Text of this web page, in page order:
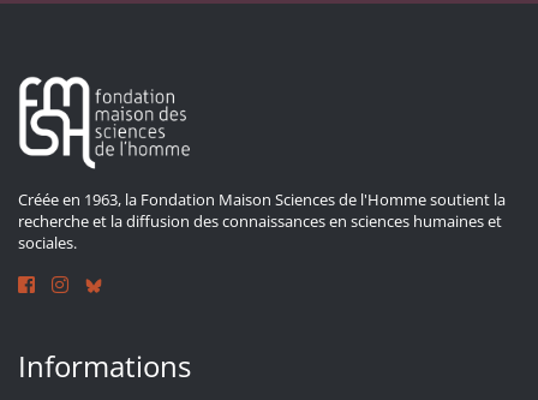
Créée en 1963, la Fondation Maison Sciences de l'Homme soutient la
recherche et la diffusion des connaissances en sciences humaines et
sociales.
Informations